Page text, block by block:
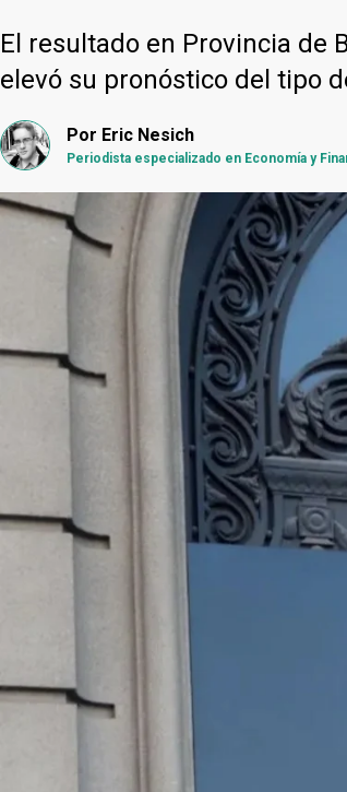
El resultado en Provincia de
elevó su pronóstico del tipo
Por Eric Nesich
Periodista especializado en Economía y